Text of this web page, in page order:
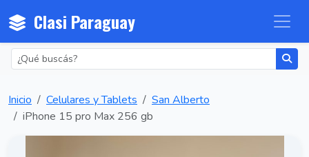
Clasi Paraguay
Inicio Celulares y Tablets
San Alberto
iPhone 15 pro Max 256 gb